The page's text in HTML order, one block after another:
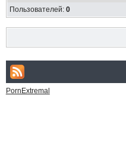
Пользователей: 0
PornExtremal